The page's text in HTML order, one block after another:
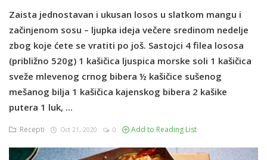
Zaista jednostavan i ukusan losos u slatkom mangu i
začinjenom sosu – ljupka ideja večere sredinom nedelje
zbog koje ćete se vratiti po još. Sastojci 4 filea lososa
(približno 520g) 1 kašičica ljuspica morske soli 1 kašičica
sveže mlevenog crnog bibera ½ kašičice sušenog
mešanog bilja 1 kašičica kajenskog bibera 2 kašike
putera 1 luk, ...
Recepti Oct 21, 2020 0 Add to Reading List